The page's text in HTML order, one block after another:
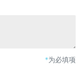
*为必填项